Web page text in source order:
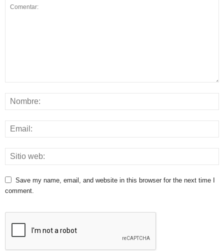
Save my name, email, and website in this browser for the next time I
comment.